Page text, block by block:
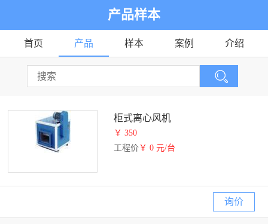
产品样本
首页 产品 样本 案例 介绍
柜式离心风机
￥ 350
工程价 ￥ 0 元/台
询价